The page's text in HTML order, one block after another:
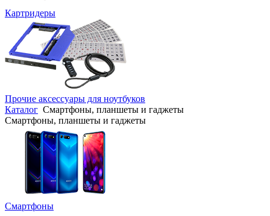
Картридеры
Прочие аксессуары для ноутбуков
Каталог Смартфоны, планшеты и гаджеты
Смартфоны, планшеты и гаджеты
Смартфоны